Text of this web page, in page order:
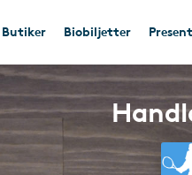
Butiker Biobiljetter